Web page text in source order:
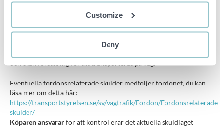
Customize
Deny
Lastutrymme längd:1890 mm
Om fordonet säljs utanför Sverige/export så kommer
Eventuella fordonsrelaterade skulder medföljer fordonet, du kan
läsa mer om detta här:
https://transportstyrelsen.se/sv/vagtrafik/Fordon/Fordonsrelaterade-
skulder/
Köparen ansvararför att kontrollerar det aktuella skuldläget